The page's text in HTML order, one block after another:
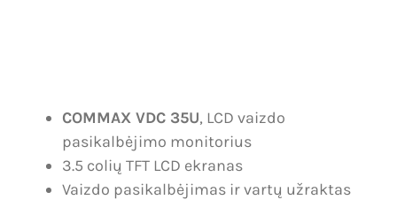
Telefonspynės
Tinklų įranga
Slaptažodis:
COMMAX VDC 35U, LCD vaizdo
pasikalbėjimo monitorius
3.5 colių TFT LCD ekranas
Vaizdo pasikalbėjimas ir vartų užraktas